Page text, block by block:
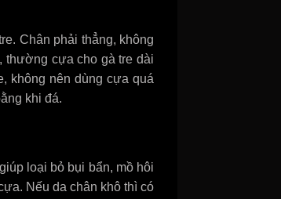
Chân phải thẳng, không
thường cựa cho gà tre dài
không nên dùng cựa quá
khi đá.
loại bỏ bụi bẩn, mồ hôi
Nếu da chân khô thì có